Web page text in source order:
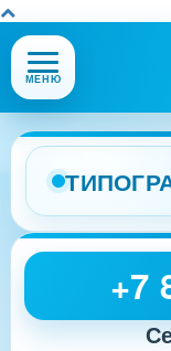
Открыть
или
меню
сайта
МЕНЮ
+7